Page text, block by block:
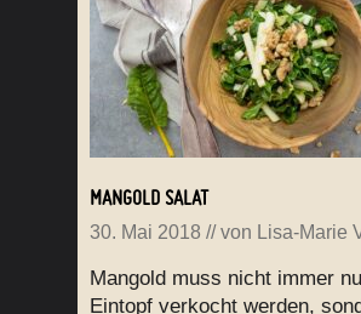
MANGOLD SALAT
30. Mai 2018 // von Lisa-Marie
Mangold muss nicht immer
Eintopf verkocht werden,